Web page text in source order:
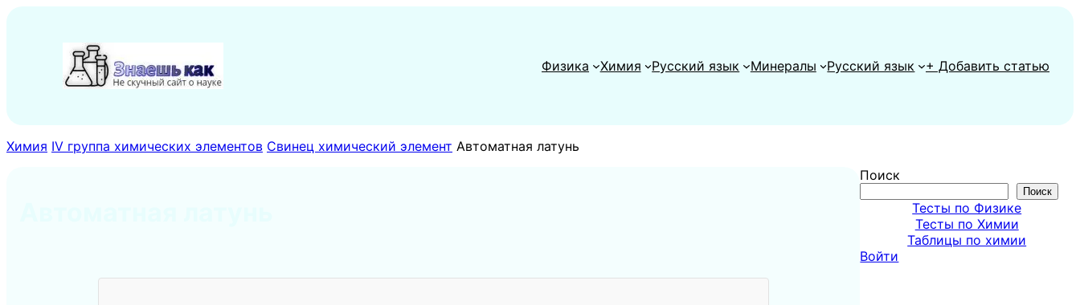
содержимому
Физика
Химия Русский язык Минералы Русский язык + Добавить статью
Химия IV группа химических элементов Свинец химический элемент Автоматная латунь
Поиск
Поиск
Тесты по Физике
Тесты по Химии
Таблицы по химии
Войти